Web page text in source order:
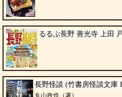
るるぶ長野 善光寺 上田
長野怪談 (竹書房怪談文庫
丸山政也（著）